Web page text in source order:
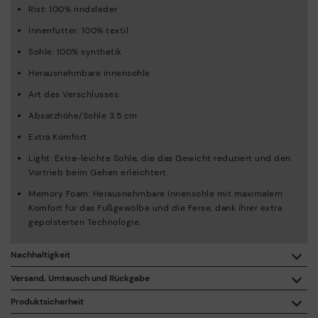
Produktsicherheit
Rist: 100% rindsleder
Innenfutter: 100% textil
Sohle: 100% synthetik
Herausnehmbare innensohle
Art des Verschlusses:
Absatzhöhe/Sohle 3.5 cm
Extra Komfort
Light: Extra-leichte Sohle, die das Gewicht reduziert und den
Vortrieb beim Gehen erleichtert.
Memory Foam: Herausnehmbare Innensohle mit maximalem
Komfort für das Fußgewölbe und die Ferse, dank ihrer extra
gepolsterten Technologie.
Versand, Umtausch und Rückgabe
Kostenlose Lieferung ab einem Einkaufswert von 50 €.
Nachhaltigkeit
Mit dem Kauf dieses Produkts unterstützen Sie eine
verantwortungsvolle Lederherstellung durch die Leather
Working Group.